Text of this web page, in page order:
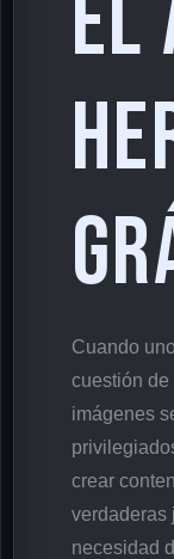
El
Cuando
cuestión de
imágenes
crear
verdaderas
necesidad